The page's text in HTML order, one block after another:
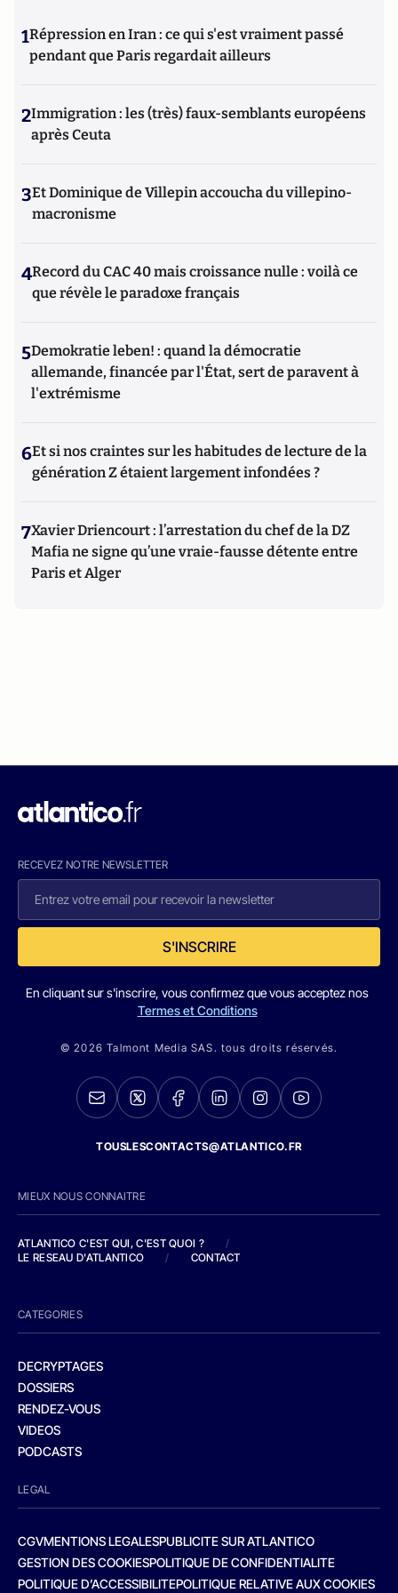
Compagnie Financière Rothschild.
1Répression en Iran : ce qui s'est vraiment passé
pendant que Paris regardait ailleurs
2Immigration : les (très) faux-semblants européens
après Ceuta
3Et Dominique de Villepin accoucha du villepino-
macronisme
4Record du CAC 40 mais croissance nulle : voilà ce
que révèle le paradoxe français
5Demokratie leben! : quand la démocratie
allemande, financée par l'État, sert de paravent à
l'extrémisme
6Et si nos craintes sur les habitudes de lecture de la
génération Z étaient largement infondées ?
7Xavier Driencourt : l’arrestation du chef de la DZ
Mafia ne signe qu’une vraie-fausse détente entre
Paris et Alger
RECEVEZ NOTRE NEWSLETTER
S'INSCRIRE
En cliquant sur s'inscrire, vous confirmez que vous acceptez nos
Termes et Conditions
© 2026 Talmont Media SAS. tous droits réservés.
TOUSLESCONTACTS@ATLANTICO.FR
MIEUX NOUS CONNAITRE
ATLANTICO C'EST QUI, C'EST QUOI ?
/
LE RESEAU D'ATLANTICO
/ CONTACT
CATEGORIES
DECRYPTAGES
DOSSIERS
RENDEZ-VOUS
VIDEOS
PODCASTS
LEGAL
CGVMENTIONS LEGALESPUBLICITE SUR ATLANTICO
GESTION DES COOKIESPOLITIQUE DE CONFIDENTIALITE
POLITIQUE D’ACCESSIBILITEPOLITIQUE RELATIVE AUX COOKIES